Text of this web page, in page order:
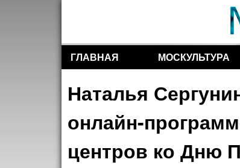
Разделы сайта
ГЛАВНАЯ МОСКУЛЬТУРА
Наталья
онлайн-
центров ко Дню